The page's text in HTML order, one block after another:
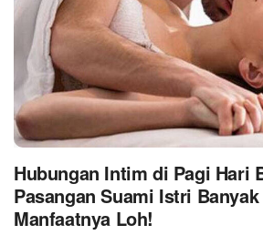
Hubungan Intim di Pagi Hari
Pasangan Suami Istri Banyak
Manfaatnya Loh!